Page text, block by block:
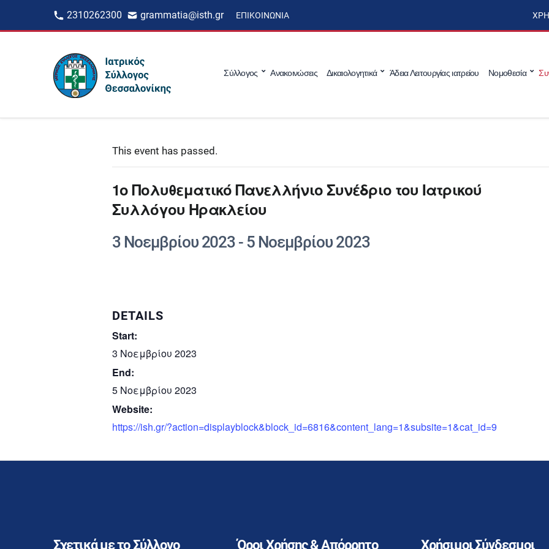
2310262300 grammatia@isth.gr ΕΠΙΚΟΙΝΩΝΊΑ
Σύλλογος Ανακοινώσεις Δικαιολογητικά Άδεια Λειτουργίας ιατρείου Νομοθεσία
This event has passed.
1ο Πολυθεματικό Πανελλήνιο Συνέδριο του Ιατρικού
Συλλόγου Ηρακλείου
3 Νοεμβρίου 2023 - 5 Νοεμβρίου 2023
DETAILS
Start:
3 Νοεμβρίου 2023
End:
5 Νοεμβρίου 2023
Website:
https://ish.gr/?action=displayblock&block_id=6816&content_lang=1&subsite=1&cat_id=9
Σχετικά με το Σύλλογο Όροι Χρήσης & Απόρρητο Χρήσιμοι Σύνδεσμοι